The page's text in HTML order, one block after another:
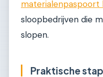
sloopbedrijven die
slopen.
Praktische